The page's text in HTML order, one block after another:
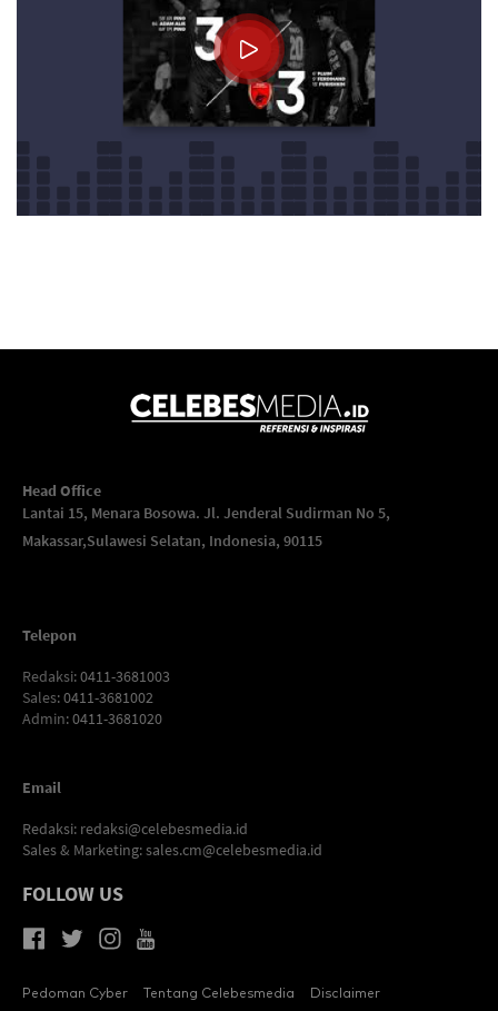
Head Office
Lantai 15, Menara Bosowa. Jl. Jenderal Sudirman No 5,
Makassar,Sulawesi Selatan, Indonesia, 90115
Telepon
Redaksi: 0411-3681003
Sales: 0411-3681002
Admin: 0411-3681020
Email
Redaksi: redaksi@celebesmedia.id
Sales & Marketing:sales.cm@celebesmedia.id
FOLLOW US
Pedoman Cyber Tentang Celebesmedia Disclaimer